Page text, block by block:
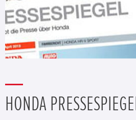
HONDA